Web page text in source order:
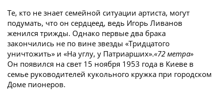
Те, кто не знает семейной ситуации артиста, могут
подумать, что он сердцеед, ведь Игорь Ливанов
женился трижды. Однако первые два брака
закончились не по вине звезды «Тридцатого
уничтожить» и «На углу, у Патриарших».«72 метра»
Он появился на свет 15 ноября 1953 года в Киеве в
семье руководителей кукольного кружка при городском
Доме пионеров.